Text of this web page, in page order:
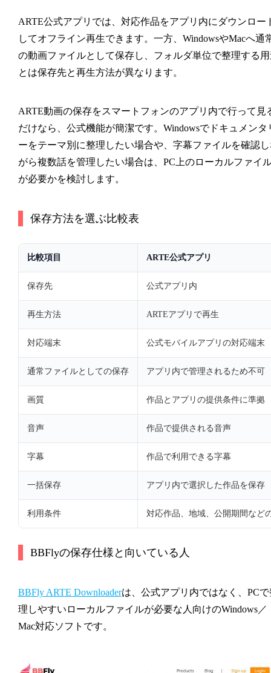
ARTE公式アプリでは、対応作品をアプリ内にダウンロー
してオフライン再生できます。一方、WindowsやMacへ通
の動画ファイルとして保存し、フォルダ単位で整理する
とは保存先と再生方法が異なります。
ARTE動画の保存をスマートフォンのアプリ内で行って見
だけなら、公式機能が簡潔です。Windowsでドキュメンタ
ーをテーマ別に整理したい場合や、字幕ファイルを確認
がら複数話を管理したい場合は、PC上のローカルファイ
が必要かを検討します。
保存方法を選ぶ比較表
比較項目 ARTE公式アプリ
保存先 公式アプリ内
再生方法 ARTEアプリで再生
対応端末 公式モバイルアプリの対応端末
通常ファイルとしての保存 アプリ内で管理されるため不可
画質 作品とアプリの提供条件に準拠
音声 作品で提供される音声
字幕 作品で利用できる字幕
一括保存 アプリ内で選択した作品を保存
利用条件 対応作品、地域、公開期間など
BBFlyの保存仕様と向いている人
BBFly ARTE Downloaderは、公式アプリ内ではなく、PCで
理しやすいローカルファイルが必要な人向けのWindows／
Mac対応ソフトです。